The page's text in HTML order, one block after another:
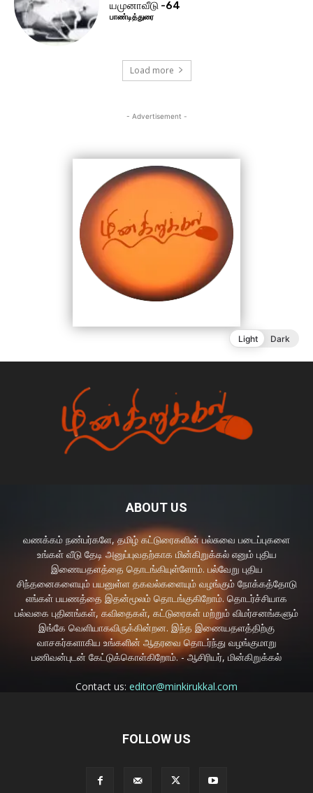
ABOUT US
வணக்கம் நண்பர்களே, தமிழ் கட்டுரைகளின் பல்சுவை படைப்புகளை
உங்கள் வீடு தேடி அனுப்புவதற்காக மின்கிறுக்கல் எனும் புதிய
இணையதளத்தை தொடங்கியுள்ளோம். பல்வேறு புதிய
சிந்தனைகளையும் பயனுள்ள தகவல்களையும் வழங்கும் நோக்கத்தோடு
எங்கள் பயணத்தை இதன்மூலம் தொடங்குகிறோம். தொடர்ச்சியாக
பல்வகை புதினங்கள், கவிதைகள், கட்டுரைகள் மற்றும் விமர்சனங்களும்
இங்கே வெளியாகவிருக்கின்றன. இந்த இணையதளத்திற்கு
வாசகர்களாகிய உங்களின் ஆதரவை தொடர்ந்து வழங்குமாறு
பணிவன்புடன் கேட்டுக்கொள்கிறோம். - ஆசிரியர், மின்கிறுக்கல்
Contact us: editor@minkirukkal.com
FOLLOW US